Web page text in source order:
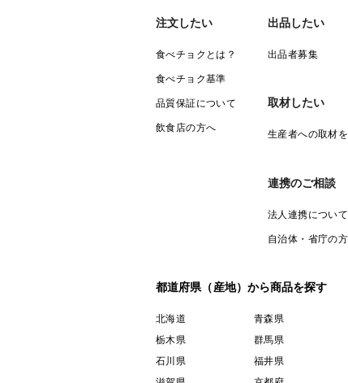
注文したい
食べチョクとは？
食べチョク基準
品質保証について
飲食店の方へ
出品したい
出品者募集
取材したい
生産者への取材
連携のご相談
法人連携について
自治体・省庁の
都道府県（産地）から商品を探す
北海道 青森県
栃木県
群馬県
石川県
福井県